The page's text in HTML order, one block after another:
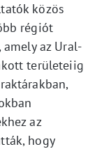
közös
régiót
az Ural-
területeiig
az
hogy